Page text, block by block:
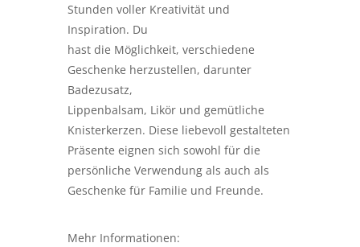
Stunden voller Kreativität und
Inspiration. Du
hast die Möglichkeit, verschiedene
Geschenke herzustellen, darunter
Badezusatz,
Lippenbalsam, Likör und gemütliche
Knisterkerzen. Diese liebevoll gestalteten
Präsente eignen sich sowohl für die
persönliche Verwendung als auch als
Geschenke für Familie und Freunde.
Mehr Informationen: